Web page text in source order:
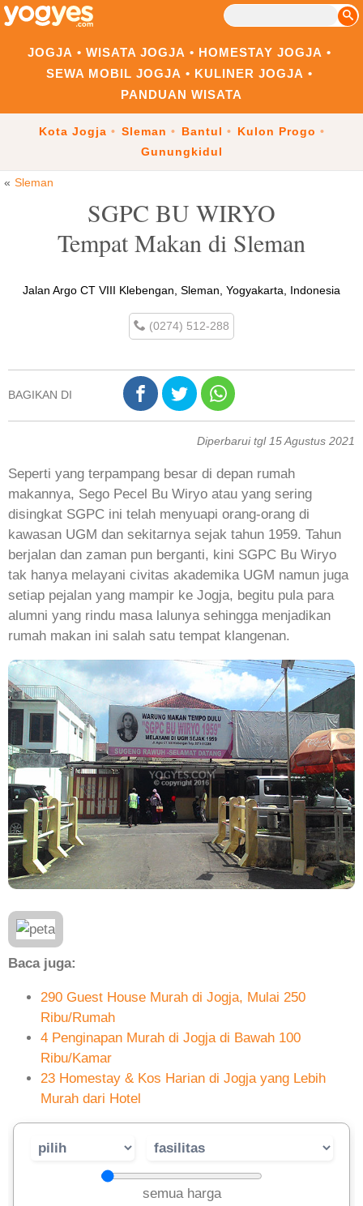
JOGJA WISATA JOGJA
HOMESTAY JOGJA
SEWA MOBIL JOGJA
KULINER JOGJA
PANDUAN WISATA
Kota Jogja Sleman Bantul
Kulon Progo
Gunungkidul
Sleman
SGPC BU WIRYO
Tempat Makan di Sleman
Jalan Argo CT VIII Klebengan, Sleman, Yogyakarta, Indonesia
(0274) 512-288
BAGIKAN DI
Diperbarui tgl 15 Agustus 2021
Seperti yang terpampang besar di depan rumah
makannya, Sego Pecel Bu Wiryo atau yang sering
disingkat SGPC ini telah menyuapi orang-orang di
kawasan UGM dan sekitarnya sejak tahun 1959. Tahun
berjalan dan zaman pun berganti, kini SGPC Bu Wiryo
tak hanya melayani civitas akademika UGM namun juga
setiap pejalan yang mampir ke Jogja, begitu pula para
alumni yang rindu masa lalunya sehingga menjadikan
rumah makan ini salah satu tempat klangenan.
Baca juga:
290 Guest House Murah di Jogja, Mulai 250
Ribu/Rumah
4 Penginapan Murah di Jogja di Bawah 100
Ribu/Kamar
23 Homestay & Kos Harian di Jogja yang Lebih
Murah dari Hotel
semua harga